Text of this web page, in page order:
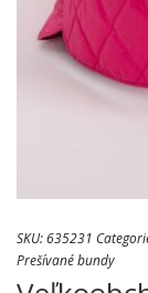
SKU:635231
Prešívané bundy